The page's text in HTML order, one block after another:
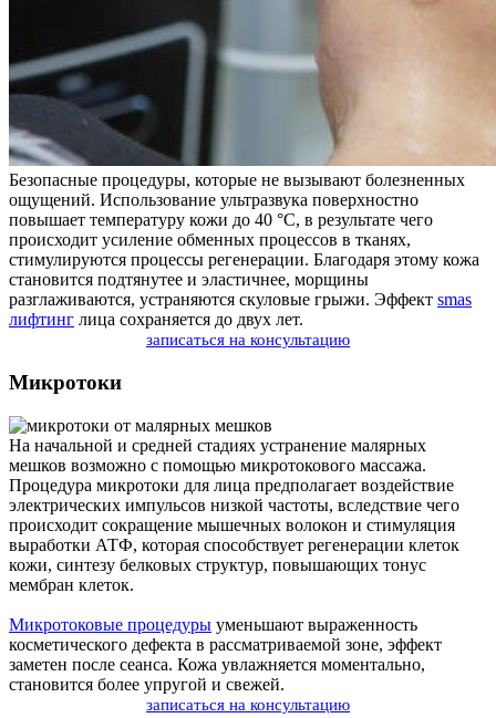
Безопасные процедуры, которые не вызывают болезненных
ощущений. Использование ультразвука поверхностно
повышает температуру кожи до 40 °С, в результате чего
происходит усиление обменных процессов в тканях,
стимулируются процессы регенерации. Благодаря этому кожа
становится подтянутее и эластичнее, морщины
разглаживаются, устраняются скуловые грыжи. Эффект smas
лифтинг лица сохраняется до двух лет.
записаться на консультацию
Микротоки
На начальной и средней стадиях устранение малярных
мешков возможно с помощью микротокового массажа.
Процедура микротоки для лица предполагает воздействие
электрических импульсов низкой частоты, вследствие чего
происходит сокращение мышечных волокон и стимуляция
выработки АТФ, которая способствует регенерации клеток
кожи, синтезу белковых структур, повышающих тонус
мембран клеток.
Микротоковые процедуры уменьшают выраженность
косметического дефекта в рассматриваемой зоне, эффект
заметен после сеанса. Кожа увлажняется моментально,
становится более упругой и свежей.
записаться на консультацию